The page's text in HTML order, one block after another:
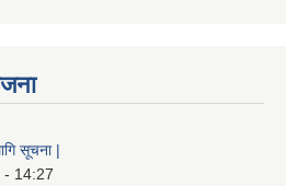
सूचना |
- 14:27